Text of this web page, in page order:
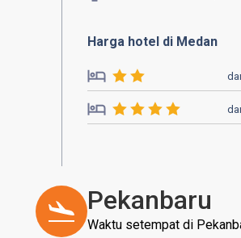
Harga hotel di Medan
Pekanbaru
Waktu setempat di